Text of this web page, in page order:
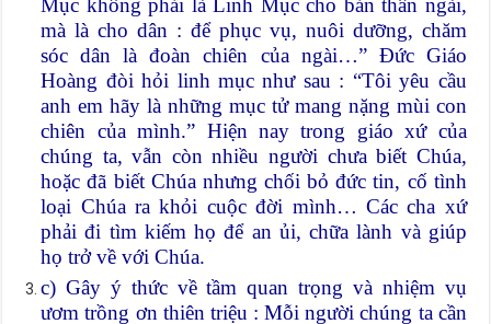
mà là cho dân : để phục vụ, nuôi dưỡng, chăm
sóc dân là đoàn chiên của ngài…” Đức Giáo
Hoàng đòi hỏi linh mục như sau : “Tôi yêu cầu
anh em hãy là những mục tử mang nặng mùi con
chiên của mình.” Hiện nay trong giáo xứ của
chúng ta, vẫn còn nhiều người chưa biết Chúa,
hoặc đã biết Chúa nhưng chối bỏ đức tin, cố tình
loại Chúa ra khỏi cuộc đời mình… Các cha xứ
phải đi tìm kiếm họ để an ủi, chữa lành và giúp
họ trở về với Chúa.
c) Gây ý thức về tầm quan trọng và nhiệm vụ
ươm trồng ơn thiên triệu : Mỗi người chúng ta cần